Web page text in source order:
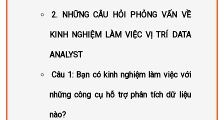
2. NHỮNG CÂU HỎI PHỎNG VẤN VỀ
KINH NGHIỆM LÀM VIỆC VỊ TRÍ DATA
ANALYST
Câu 1: Bạn có kinh nghiệm làm việc với
những công cụ hỗ trợ phân tích dữ liệu
nào?